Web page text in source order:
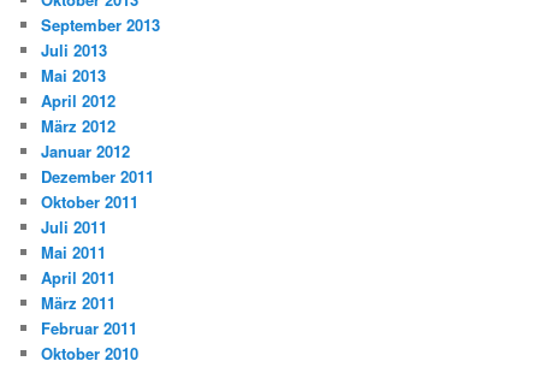
September 2013
Juli 2013
Mai 2013
April 2012
März 2012
Januar 2012
Dezember 2011
Oktober 2011
Juli 2011
Mai 2011
April 2011
März 2011
Februar 2011
Oktober 2010